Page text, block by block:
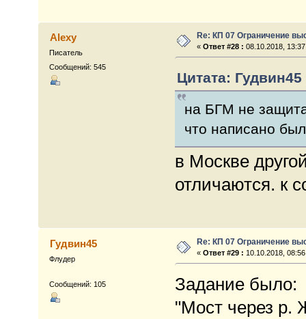
Alexy
Писатель
Сообщений: 545
Re: КП 07 Ограничение
«Ответ #28 : 08.10.2018,
Цитата:
на БГМ не
что написано
в Москве
отличаются. к
Гудвин45
Флудер
Сообщений: 105
Re: КП 07 Ограничение
«Ответ #29 : 10.10.2018,
Задание было:
"Мост через р.